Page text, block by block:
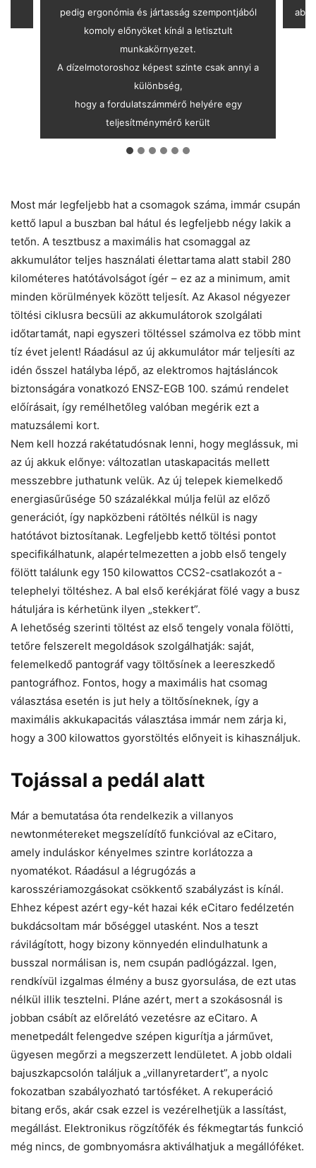
pedig ergonómia és jártasság szempontjából
komoly előnyöket kínál a letisztult
munkakörnyezet.
A dízelmotoroshoz képest szinte csak annyi a
különbség,
hogy a fordulatszámmérő helyére egy
teljesítménymérő került
Most már legfeljebb hat a csomagok száma, immár csupán
kettő lapul a buszban bal hátul és legfeljebb négy lakik a
tetőn. A tesztbusz a maximális hat csomaggal az
akkumulátor teljes használati élettartama alatt stabil 280
kilométeres hatótávolságot ígér – ez az a minimum, amit
minden körülmények között teljesít. Az Akasol négyezer
töltési ciklusra becsüli az akkumulátorok szolgálati
időtartamát, napi egyszeri töltéssel számolva ez több mint
tíz évet jelent! Ráadásul az új akkumulátor már teljesíti az
idén ősszel hatályba lépő, az elektromos hajtásláncok
biztonságára vonatkozó ENSZ-EGB 100. számú rendelet
előírásait, így remélhetőleg valóban megérik ezt a
matuzsálemi kort.
Nem kell hozzá rakétatudósnak lenni, hogy meglássuk, mi
az új akkuk előnye: változatlan utaskapacitás mellett
messzebbre juthatunk ­velük. Az új telepek kiemelkedő
energiasűrűsége 50 százalékkal múlja felül az előző
generációt, így napközbeni rátöltés nélkül is nagy
hatótávot biztosítanak. Legfeljebb kettő töltési pontot
specifikálhatunk, alapértelmezetten a jobb első tengely
fölött találunk egy 150 kilowattos CCS2-csatlakozót a ­
telephelyi töltéshez. A bal első kerékjárat fölé vagy a busz
hátuljára is kérhetünk ilyen „stekkert”.
A lehetőség szerinti töltést az első tengely vonala fölötti,
tetőre felszerelt megoldások szolgálhatják: saját,
felemelkedő pantográf vagy töltősínek a leereszkedő
pantográfhoz. Fontos, hogy a ­maximális hat csomag
választása esetén is jut hely a töltősíneknek, így a
maximális akkukapacitás választása immár nem zárja ki,
hogy a 300 kilowattos gyorstöltés előnyeit is kihasználjuk.
Tojással a pedál alatt
Már a bemutatása óta rendelkezik a villanyos
newtonmétereket megszelídítő funkcióval az eCitaro,
amely induláskor kényelmes szintre korlátozza a
nyomatékot. Ráadásul a légrugózás a
karosszériamozgásokat csökkentő szabályzást is kínál.
Ehhez képest azért egy-két hazai kék eCitaro fedélzetén
bukdácsoltam már bőséggel utasként. Nos a teszt
rávilágított, hogy bizony könnyedén elindulhatunk a
busszal normálisan is, nem csupán padlógázzal. Igen,
rendkívül izgalmas élmény a busz gyorsulása, de ezt utas
nélkül illik tesztelni. Pláne azért, mert a szokásosnál is
jobban csábít az előrelátó vezetésre az eCitaro. A
menetpedált felengedve szépen kigurítja a járművet,
ügyesen megőrzi a megszerzett lendületet. A jobb oldali
bajuszkapcsolón találjuk a „villanyretardert”, a nyolc
fokozatban szabályozható tartósféket. A rekuperáció
bitang erős, akár csak ezzel is vezérelhetjük a lassítást,
megállást. Elektronikus rögzítőfék és fékmegtartás funkció
még nincs, de gombnyomásra aktiválhatjuk a megállóféket.